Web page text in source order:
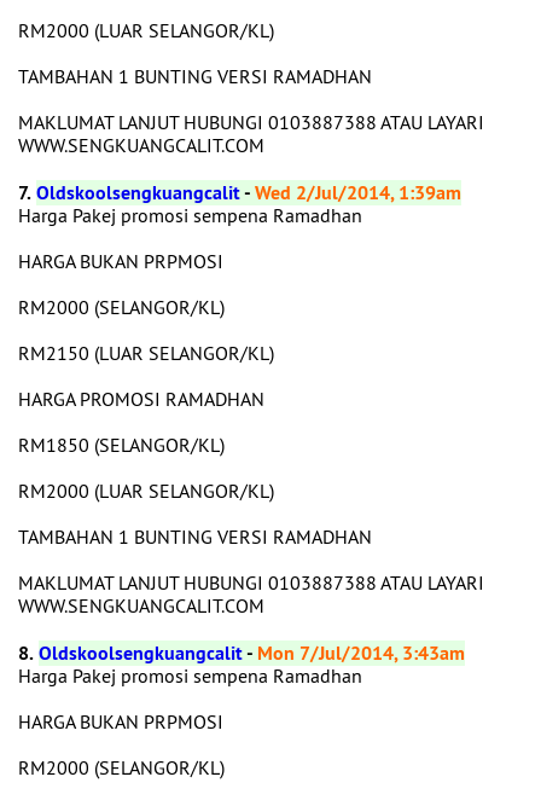
RM2000 (LUAR SELANGOR/KL)
TAMBAHAN 1 BUNTING VERSI RAMADHAN
MAKLUMAT LANJUT HUBUNGI 0103887388 ATAU LAYARI
WWW.SENGKUANGCALIT.COM
7.Oldskoolsengkuangcalit-Wed 2/Jul/2014, 1:39am
Harga Pakej promosi sempena Ramadhan
HARGA BUKAN PRPMOSI
RM2000 (SELANGOR/KL)
RM2150 (LUAR SELANGOR/KL)
HARGA PROMOSI RAMADHAN
RM1850 (SELANGOR/KL)
RM2000 (LUAR SELANGOR/KL)
TAMBAHAN 1 BUNTING VERSI RAMADHAN
MAKLUMAT LANJUT HUBUNGI 0103887388 ATAU LAYARI
WWW.SENGKUANGCALIT.COM
8.Oldskoolsengkuangcalit- Mon 7/Jul/2014, 3:43am
Harga Pakej promosi sempena Ramadhan
HARGA BUKAN PRPMOSI
RM2000 (SELANGOR/KL)